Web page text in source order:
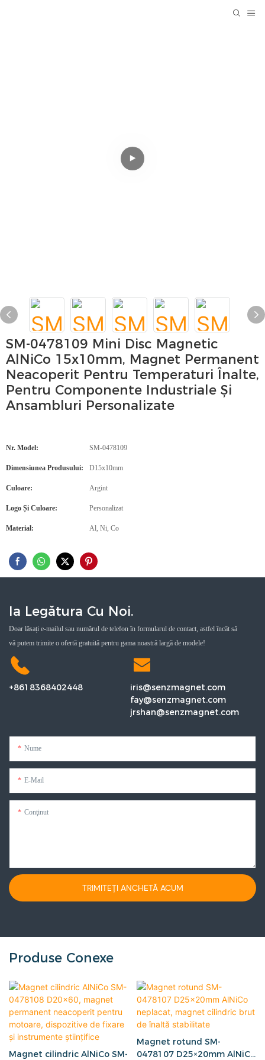
SM-0478109 Mini Disc Magnetic
AlNiCo 15x10mm, Magnet Permanent
Neacoperit Pentru Temperaturi Înalte,
Pentru Componente Industriale Și
Ansambluri Personalizate
Nr. Model: SM-0478109
Dimensiunea Produsului: D15x10mm
Culoare: Argint
Logo Și Culoare: Personalizat
Material: Al, Ni, Co
Ia Legătura Cu Noi.
Doar lăsați e-mailul sau numărul de telefon în formularul de contact, astfel încât să
vă putem trimite o ofertă gratuită pentru gama noastră largă de modele!
+8618368402448
iris@senzmagnet.com
fay@senzmagnet.com
jrshan@senzmagnet.com
Nume
E-Mail
Conţinut
TRIMITEȚI ANCHETĂ ACUM
Produse Conexe
Magnet cilindric AlNiCo SM-
Magnet rotund SM-
0478107 D25×20mm AlNiCo